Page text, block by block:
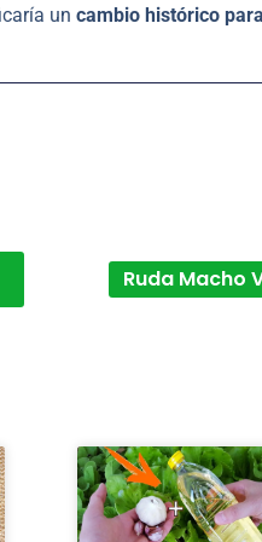
un cambio histórico
Ruda Macho